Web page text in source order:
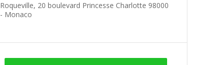
Roqueville, 20 boulevard Princesse Charlotte 98000
- Monaco